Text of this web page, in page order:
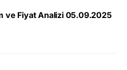
ve Fiyat Analizi 05.09.2025